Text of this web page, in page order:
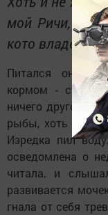
мой Ричи, все
кото
Питался он
кормом - сухим
ничего другого
рыбы, хоть я и
Изредка пил
осведомлена о
читала, и
развивается
гнала от себя